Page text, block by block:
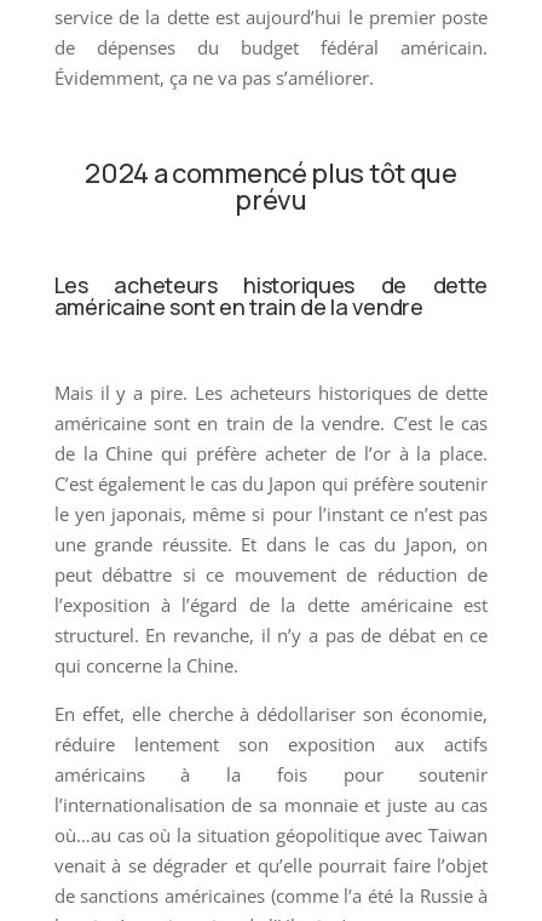
service de la dette est aujourd’hui le premier poste
de dépenses du budget fédéral américain.
Évidemment, ça ne va pas s’améliorer.
2024 a commencé ​plus tôt que
prévu
Les acheteurs historiques de dette
américaine sont en train de la vendre
Mais il y a pire. Les acheteurs historiques de dette
américaine sont en train de la vendre. C’est le cas
de la Chine qui préfère acheter de l’or à la place.
C’est également le cas du Japon qui préfère soutenir
le yen japonais, même si pour l’instant ce n’est pas
une grande réussite. Et dans le cas du Japon, on
peut débattre si ce mouvement de réduction de
l’exposition à l’égard de la dette américaine est
structurel. En revanche, il n’y a pas de débat en ce
qui concerne la Chine.
En effet, elle cherche à dédollariser son économie,
réduire lentement son exposition aux actifs
américains à la fois pour soutenir
l’internationalisation de sa monnaie et juste au cas
où…au cas où la situation géopolitique avec Taiwan
venait à se dégrader et qu’elle pourrait faire l’objet
de sanctions américaines (comme l’a été la Russie à